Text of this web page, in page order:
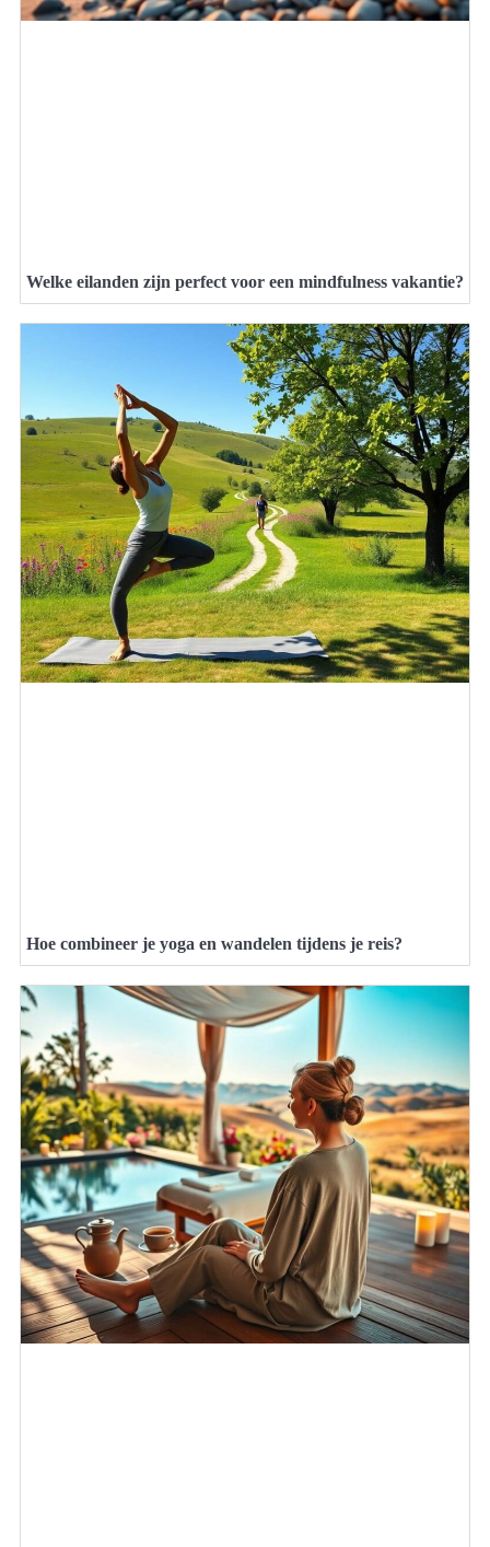
Welke eilanden zijn perfect voor een mindfulness vakantie?
Hoe combineer je yoga en wandelen tijdens je reis?